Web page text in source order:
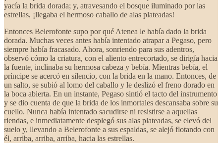
yacía la brida dorada; y, atravesando el bosque iluminado por las
estrellas, ¡llegaba el hermoso caballo de alas plateadas!
Entonces Belerofonte supo por qué Atenea le había dado la brida
dorada. Muchas veces antes había intentado atrapar a Pegaso, pero
siempre había fracasado. Ahora, sonriendo para sus adentros,
observó cómo la criatura, con el aliento entrecortado, se dirigía hacia
la fuente, inclinaba su hermosa cabeza y bebía. Mientras bebía, el
príncipe se acercó en silencio, con la brida en la mano. Entonces, de
un salto, se subió al lomo del caballo y le deslizó el freno dorado en
la boca abierta. En un instante, Pegaso sintió el tacto del instrumento
y se dio cuenta de que la brida de los inmortales descansaba sobre su
cuello. Nunca había intentado sacudirse ni resistirse a aquellas
riendas, e inmediatamente desplegó sus alas plateadas, se elevó del
suelo y, llevando a Belerofonte a sus espaldas, se alejó flotando con
él, arriba, arriba, arriba, hacia las estrellas.